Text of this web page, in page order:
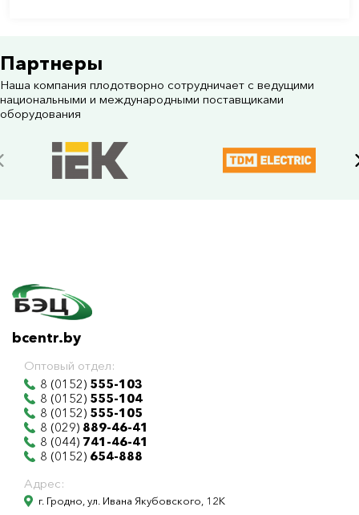
Партнеры
Наша компания плодотворно сотрудничает с ведущими
национальными и международными поставщиками
оборудования
bcentr.by
Оптовый отдел:
8 (0152) 555-103
8 (0152) 555-104
8 (0152) 555-105
8 (029) 889-46-41
8 (044) 741-46-41
8 (0152) 654-888
Адрес:
г. Гродно, ул. Ивана Якубовского, 12К